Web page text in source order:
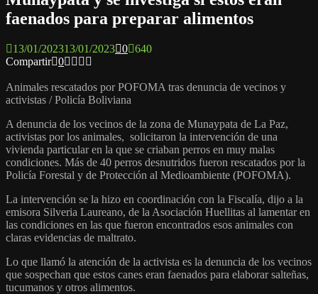
faenados para preparar alimentos
13/01/202313/01/2023 0 640
Compartir 0
Animales rescatados por POFOMA tras denuncia de vecinos y
activistas / Policía Boliviana
A denuncia de los vecinos de la zona de Munaypata de La Paz,
activistas por los animales, solicitaron la intervención de una
vivienda particular en la que se criaban perros en muy malas
condiciones. Más de 40 perros desnutridos fueron rescatados por la
Policía Forestal y de Protección al Medioambiente (POFOMA).
La intervención se la hizo en coordinación con la Fiscalía, dijo a la
emisora Silveria Laureano, de la Asociación Huellitas al lamentar en
las condiciones en las que fueron encontrados esos animales con
claras evidencias de maltrato.
Lo que llamó la atención de la activista es la denuncia de los vecinos
que sospechan que estos canes eran faenados para elaborar salteñas,
tucumanos y otros alimentos.